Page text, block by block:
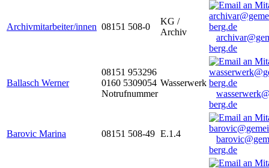
Archivmitarbeiter/innen 08151 508-0
KG /
Archiv
berg.de
Ballasch Werner
08151 953296
0160 5309054
Notrufnummer
Wasserwerk
berg.de
Barovic Marina 08151 508-49 E.1.4
berg.de